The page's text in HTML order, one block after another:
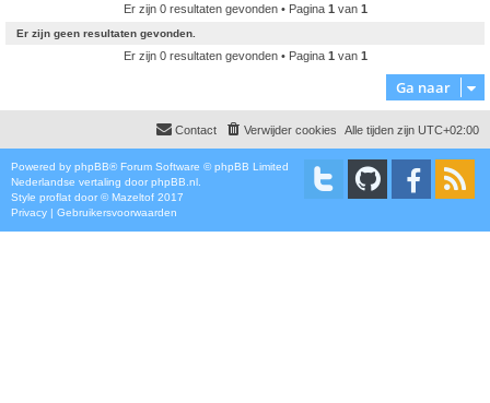
Er zijn 0 resultaten gevonden • Pagina 1 van 1
Er zijn geen resultaten gevonden.
Er zijn 0 resultaten gevonden • Pagina 1 van 1
Ga naar
Alle tijden zijn UTC+02:00
Verwijder cookies
Contact
Powered by phpBB® Forum Software © phpBB Limited
Nederlandse vertaling door phpBB.nl
Style proflat door ©Mazeltof 2017
Privacy | Gebruikersvoorwaarden